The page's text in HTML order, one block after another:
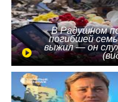
В Радушном
погибшей
выжил — он